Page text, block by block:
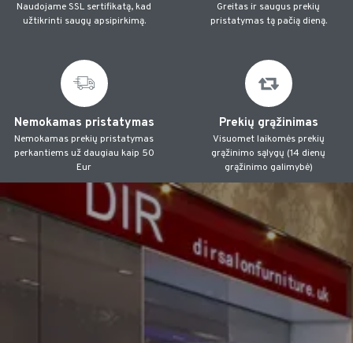
Naudojame SSL sertifikatą, kad
užtikrinti saugų apsipirkimą.
Greitas ir saugus prekių
pristatymas tą pačią dieną.
Nemokamas pristatymas
Nemokamas prekių pristatymas
perkantiems už daugiau kaip 50
Eur
Prekių grąžinimas
Visuomet laikomės prekių
grąžinimo sąlygų (14 dienų
grąžinimo galimybė)